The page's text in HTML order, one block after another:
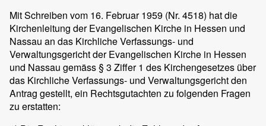
Mit Schreiben vom 16. Februar 1959 (Nr. 4518) hat die
Kirchenleitung der Evangelischen Kirche in Hessen und
Nassau an das Kirchliche Verfassungs- und
Verwaltungsgericht der Evangelischen Kirche in Hessen
und Nassau gemäss § 3 Ziffer 1 des Kirchengesetzes über
das Kirchliche Verfassungs- und Verwaltungsgericht den
Antrag gestellt, ein Rechtsgutachten zu folgenden Fragen
zu erstatten: